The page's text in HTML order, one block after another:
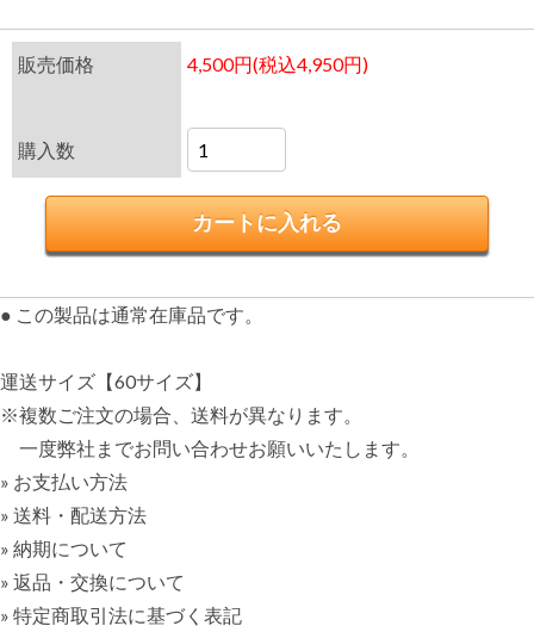
販売価格 4,500円(税込4,950円)
購入数
● この製品は通常在庫品です。
運送サイズ【60サイズ】
※複数ご注文の場合、送料が異なります。
一度弊社までお問い合わせお願いいたします。
» お支払い方法
» 送料・配送方法
» 納期について
» 返品・交換について
» 特定商取引法に基づく表記